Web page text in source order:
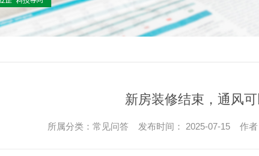
新房装修结束，通风
所属分类：常见问答 发布时间： 2025-07-15 作者